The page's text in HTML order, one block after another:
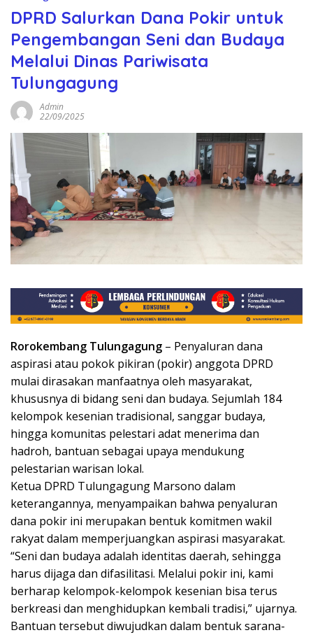
DPRD Salurkan Dana Pokir untuk
Pengembangan Seni dan Budaya
Melalui Dinas Pariwisata
Tulungagung
Admin
22/09/2025
Rorokembang Tulungagung – Penyaluran dana
aspirasi atau pokok pikiran (pokir) anggota DPRD
mulai dirasakan manfaatnya oleh masyarakat,
khususnya di bidang seni dan budaya. Sejumlah 184
kelompok kesenian tradisional, sanggar budaya,
hingga komunitas pelestari adat menerima dan
hadroh, bantuan sebagai upaya mendukung
pelestarian warisan lokal.
Ketua DPRD Tulungagung Marsono dalam
keterangannya, menyampaikan bahwa penyaluran
dana pokir ini merupakan bentuk komitmen wakil
rakyat dalam memperjuangkan aspirasi masyarakat.
“Seni dan budaya adalah identitas daerah, sehingga
harus dijaga dan difasilitasi. Melalui pokir ini, kami
berharap kelompok-kelompok kesenian bisa terus
berkreasi dan menghidupkan kembali tradisi,” ujarnya.
Bantuan tersebut diwujudkan dalam bentuk sarana-